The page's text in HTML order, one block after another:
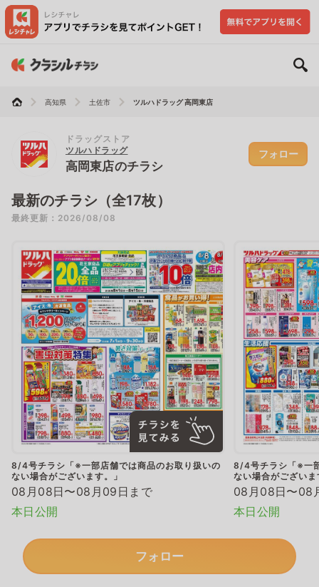
高知県 土佐市 ツルハドラッグ 高岡東店
ドラッグストア
ツルハドラッグ
高岡東店のチラシ
フォロー
最新のチラシ（全17枚）
最終更新：2026/08/08
8/4号チラシ「※一部店舗では商品のお取り扱いの
ない場合がございます。」
08月08日〜08月09日まで
本日公開
8/4号チラシ「※一
ない場合がございま
08月08日〜08
本日公開
フォロー